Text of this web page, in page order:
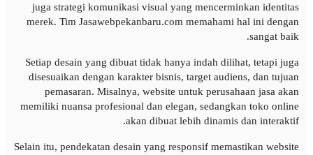
juga strategi komunikasi visual yang mencerminkan identitas
merek. Tim Jasawebpekanbaru.com memahami hal ini dengan
sangat baik.
Setiap desain yang dibuat tidak hanya indah dilihat, tetapi juga
disesuaikan dengan karakter bisnis, target audiens, dan tujuan
pemasaran. Misalnya, website untuk perusahaan jasa akan
memiliki nuansa profesional dan elegan, sedangkan toko online
akan dibuat lebih dinamis dan interaktif.
Selain itu, pendekatan desain yang responsif memastikan website